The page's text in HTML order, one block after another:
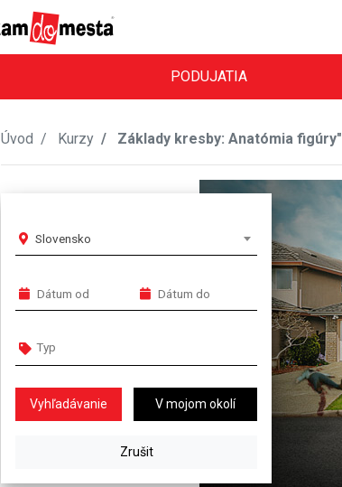
PODUJATIA
Úvod Kurzy Základy kresby: Anatómia figúry"
Slovensko
V mojom okolí
Previous